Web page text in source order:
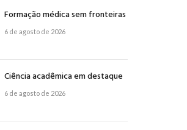
Formação médica sem fronteiras
6 de agosto de 2026
Ciência acadêmica em destaque
6 de agosto de 2026